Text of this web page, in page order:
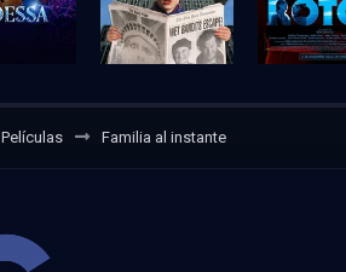
Películas Familia al instante